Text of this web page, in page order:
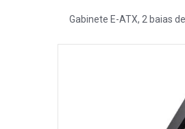
Gabinete E-ATX, 2 baias